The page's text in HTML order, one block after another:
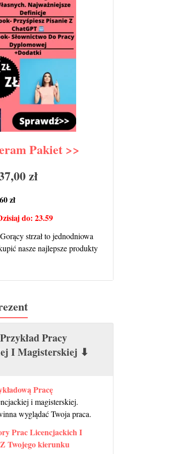
Pakiet >>
zł
zł
do: 23.59
Gorący strzał to jednodniowa
nasze najlepsze produkty
Pracy
I Magisterskiej ⬇
Pracę
i magisterskiej.
wyglądać Twoja praca.
Prac Licencjackich I
Twojego kierunku